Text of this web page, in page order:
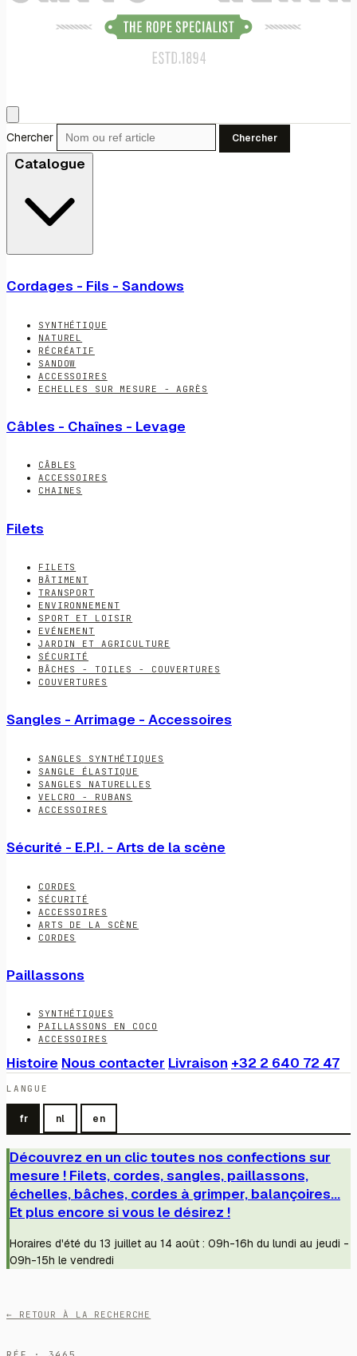
Chercher Chercher
Catalogue
Cordages - Fils - Sandows
SYNTHÉTIQUE
NATUREL
RÉCRÉATIF
SANDOW
ACCESSOIRES
ECHELLES SUR MESURE - AGRÈS
Câbles - Chaînes - Levage
CÂBLES
ACCESSOIRES
CHAINES
Filets
FILETS
BÂTIMENT
TRANSPORT
ENVIRONNEMENT
SPORT ET LOISIR
EVÉNEMENT
JARDIN ET AGRICULTURE
SÉCURITÉ
BÂCHES - TOILES - COUVERTURES
COUVERTURES
Sangles - Arrimage - Accessoires
SANGLES SYNTHÉTIQUES
SANGLE ÉLASTIQUE
SANGLES NATURELLES
VELCRO - RUBANS
ACCESSOIRES
Sécurité - E.P.I. - Arts de la scène
CORDES
SÉCURITÉ
ACCESSOIRES
ARTS DE LA SCÈNE
CORDES
Paillassons
SYNTHÉTIQUES
PAILLASSONS EN COCO
ACCESSOIRES
Histoire Nous contacter Livraison +32 2 640 72 47
LANGUE
fr nl en
Découvrez en un clic toutes nos confections sur
mesure ! Filets, cordes, sangles, paillassons,
échelles, bâches, cordes à grimper, balançoires...
Et plus encore si vous le désirez !
Horaires d'été du 13 juillet au 14 août : 09h-16h du lundi au jeudi -
09h-15h le vendredi
← RETOUR À LA RECHERCHE